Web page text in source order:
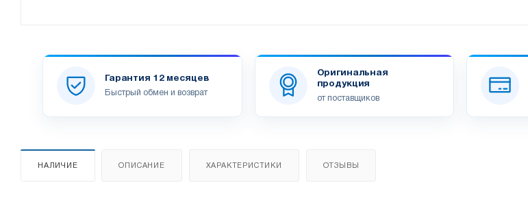
Гарантия 12 месяцев
Быстрый обмен и возврат
Оригинальная
продукция
от поставщиков
НАЛИЧИЕ ОПИСАНИЕ ХАРАКТЕРИСТИКИ ОТЗЫВЫ